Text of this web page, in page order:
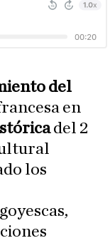
del
en
del 2
los